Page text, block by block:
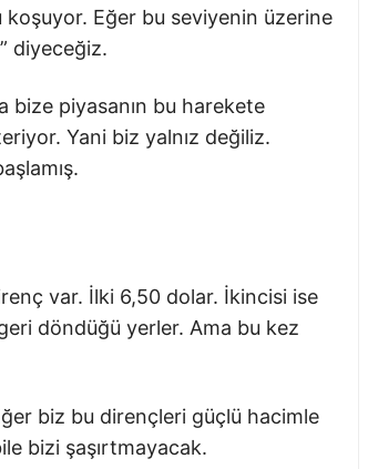
koşuyor. Eğer bu seviyenin üzerine
diyeceğiz.
bize piyasanın bu harekete
Yani biz yalnız değiliz.
var. İlki 6,50 dolar. İkincisi ise
döndüğü yerler. Ama bu kez
biz bu dirençleri güçlü hacimle
bizi şaşırtmayacak.